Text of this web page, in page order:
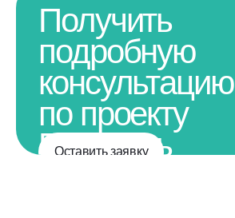
Получить
подробную
консультацию
по проекту
Получить
Оставить заявку